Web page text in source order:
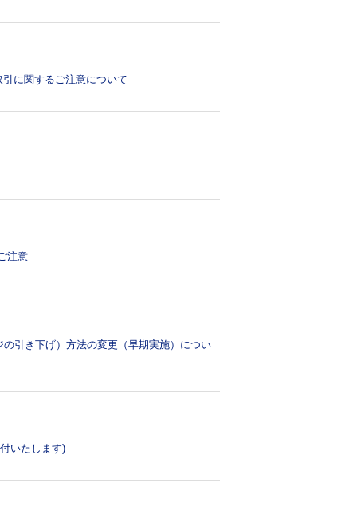
に関するご注意について
注意
引き下げ）方法の変更（早期実施）につい
いたします)